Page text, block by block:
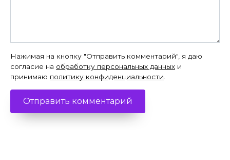
Нажимая на кнопку "Отправить комментарий", я даю
согласие на обработку персональных данных и
принимаю политику конфиденциальности.